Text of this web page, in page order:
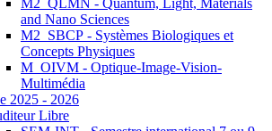
M2_QLMN - Quantum, Light, Materials
and Nano Sciences
M2_SBCP - Systèmes Biologiques et
Concepts Physiques
M_OIVM - Optique-Image-Vision-
Multimédia
2025 - 2026
Libre